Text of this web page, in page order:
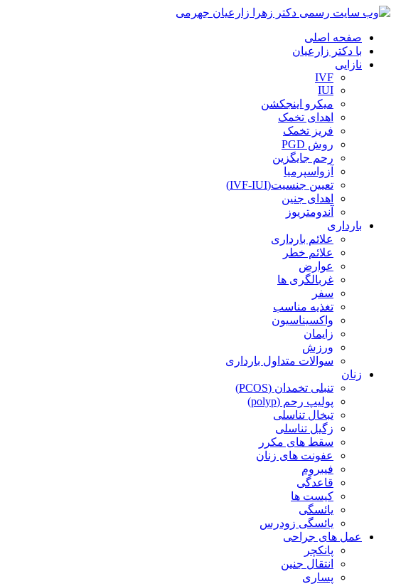
صفحه اصلی
با دکتر زارعیان
نازایی
IVF
IUI
میکرو اینجکشن
اهدای تخمک
فریز تخمک
روش PGD
رحم جایگزین
آزواسپرمیا
تعیین جنسیت(IVF-IUI)
اهدای جنین
آندومتریوز
بارداری
علائم بارداری
علائم خطر
عوارض
غربالگری ها
سفر
تغذیه مناسب
واکسیناسیون
زایمان
ورزش
سوالات متداول بارداری
زنان
تنبلی تخمدان (PCOS)
پولیپ رحم (polyp)
تبخال تناسلی
زگیل تناسلی
سقط های مکرر
عفونت های زنان
فیبروم
قاعدگی
کیست ها
یائسگی
یائسگی زودرس
عمل های جراحی
پانکچر
انتقال جنین
پساری